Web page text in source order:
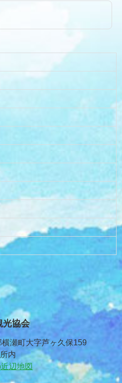
協会
瀬町大字芦ヶ久保159
内
辺地図